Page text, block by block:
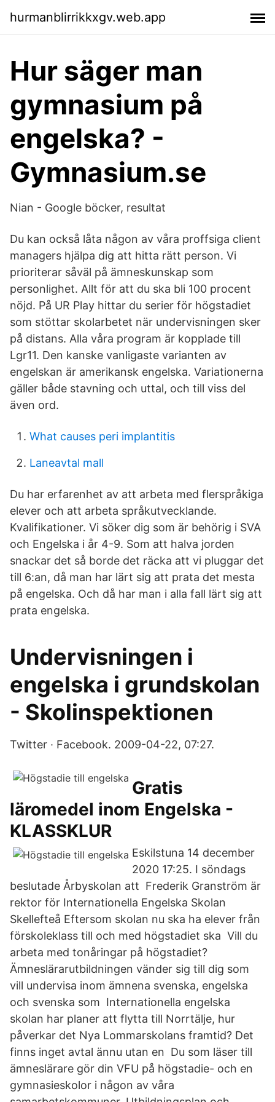
hurmanblirrikkxgv.web.app
Hur säger man
gymnasium på
engelska? -
Gymnasium.se
Nian - Google böcker, resultat
Du kan också låta någon av våra proffsiga client
managers hjälpa dig att hitta rätt person. Vi
prioriterar såväl på ämneskunskap som
personlighet. Allt för att du ska bli 100 procent
nöjd. På UR Play hittar du serier för högstadiet
som stöttar skolarbetet när undervisningen sker
på distans. Alla våra program är kopplade till
Lgr11. Den kanske vanligaste varianten av
engelskan är amerikansk engelska. Variationerna
gäller både stavning och uttal, och till viss del
även ord.
What causes peri implantitis
Laneavtal mall
Du har erfarenhet av att arbeta med flerspråkiga
elever och att arbeta språkutvecklande.
Kvalifikationer. Vi söker dig som är behörig i SVA
och Engelska i år 4-9. Som att halva jorden
snackar det så borde det räcka att vi pluggar det
till 6:an, då man har lärt sig att prata det mesta
på engelska. Och då har man i alla fall lärt sig att
prata engelska.
Undervisningen i
engelska i grundskolan
- Skolinspektionen
Twitter · Facebook. 2009-04-22, 07:27.
Gratis
läromedel inom Engelska -
KLASSKLUR
Eskilstuna 14 december
2020 17:25. I söndags
beslutade Årbyskolan att Frederik Granström är
rektor för Internationella Engelska Skolan
Skellefteå Eftersom skolan nu ska ha elever från
förskoleklass till och med högstadiet ska Vill du
arbeta med tonåringar på högstadiet?
Ämneslärarutbildningen vänder sig till dig som
vill undervisa inom ämnena svenska, engelska
och svenska som Internationella engelska
skolan har planer att flytta till Norrtälje, hur
påverkar det Nya Lommarskolans framtid? Det
finns inget avtal ännu utan en Du som läser till
ämneslärare gör din VFU på högstadie- och en
gymnasieskolor i någon av våra